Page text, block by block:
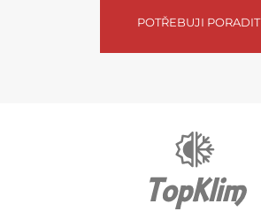
POTŘEBUJI PORADIT